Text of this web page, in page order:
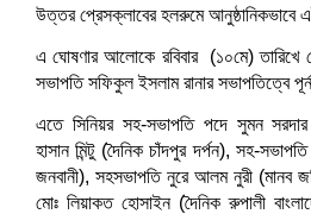
উত্তর প্রেসক্লাবের হলরুমে আনুষ্ঠানিকভাবে
এ ঘোষণার আলোকে রবিবার (১০মে) তারিখে
সভাপতি সফিকুল ইসলাম রানার সভাপতিত্বে
এতে সিনিয়র সহ-সভাপতি পদে সুমন
হাসান মিন্টু (দৈনিক চাঁদপুর দর্পন), সহ-
জনবানী), সহসভাপতি নুরে আলম নুরী (মানব
মোঃ লিয়াকত হোসাইন (দৈনিক রুপালী